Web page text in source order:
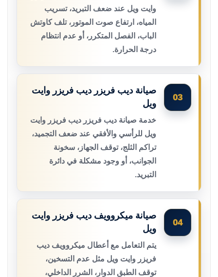
وايت ويل عند ضعف التبريد، تسريب
المياه، ارتفاع صوت الموتور، تلف كاوتش
الباب، الفصل المتكرر، أو عدم انتظام
درجة الحرارة.
03
صيانة ديب فريزر ديب فريزر وايت
ويل
خدمة صيانة ديب فريزر ديب فريزر وايت
ويل للرأسي والأفقي عند ضعف التجميد،
تراكم الثلج، توقف الجهاز، سخونة
الجوانب، أو وجود مشكلة في دائرة
التبريد.
04
صيانة ميكروويف ديب فريزر وايت
ويل
يتم التعامل مع أعطال ميكروويف ديب
فريزر وايت ويل مثل عدم التسخين،
توقف الطبق الدوار، الشرر الداخلي،